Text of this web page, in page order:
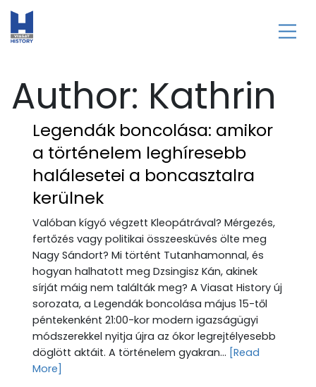
Author: Kathrin
Legendák boncolása: amikor
a történelem leghíresebb
halálesetei a boncasztalra
kerülnek
Valóban kígyó végzett Kleopátrával? Mérgezés,
fertőzés vagy politikai összeesküvés ölte meg
Nagy Sándort? Mi történt Tutanhamonnal, és
hogyan halhatott meg Dzsingisz Kán, akinek
sírját máig nem találták meg? A Viasat History új
sorozata, a Legendák boncolása május 15-től
péntekenként 21:00-kor modern igazságügyi
módszerekkel nyitja újra az ókor legrejtélyesebb
döglött aktáit. A történelem gyakran... [Read
More]